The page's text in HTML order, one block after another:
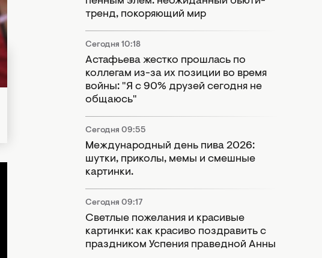
тренд, покоряющий мир
Сегодня 10:18
Астафьева жестко прошлась по
коллегам из-за их позиции во время
войны: "Я с 90% друзей сегодня не
общаюсь"
Сегодня 09:55
Международный день пива 2026:
шутки, приколы, мемы и смешные
картинки.
Сегодня 09:17
Светлые пожелания и красивые
картинки: как красиво поздравить с
праздником Успения праведной Анны